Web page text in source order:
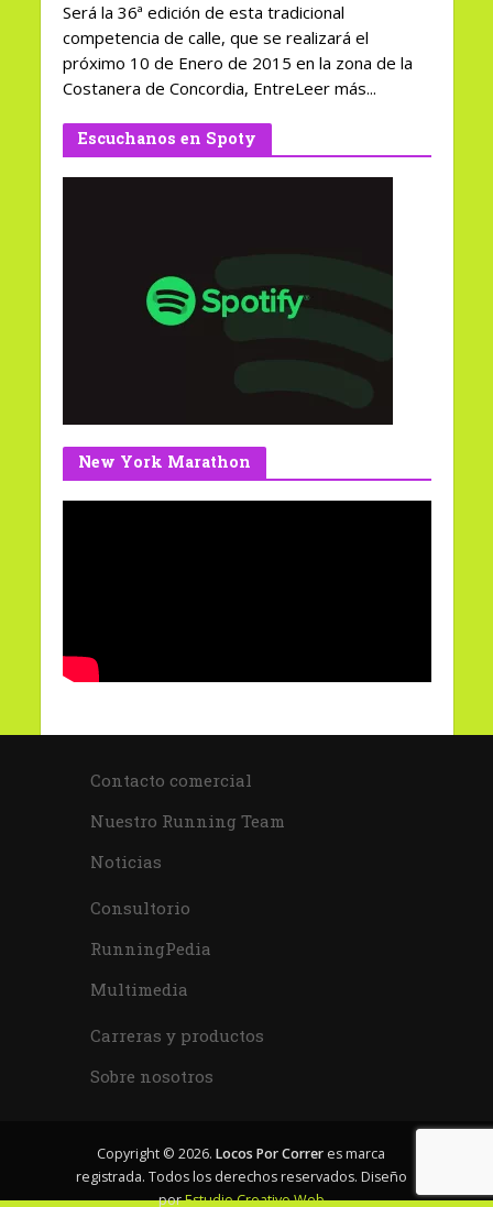
Será la 36ª edición de esta tradicional
competencia de calle, que se realizará el
próximo 10 de Enero de 2015 en la zona de la
Costanera de Concordia, EntreLeer más...
Escuchanos en Spoty
New York Marathon
Contacto comercial
Nuestro Running Team
Noticias
Consultorio
RunningPedia
Multimedia
Carreras y productos
Sobre nosotros
Copyright © 2026. Locos Por Correr es marca
registrada. Todos los derechos reservados. Diseño
porEstudio Creativo Web